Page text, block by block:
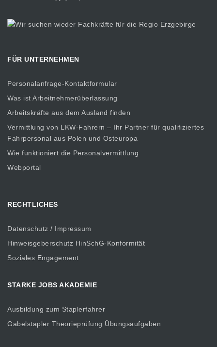
FÜR UNTERNEHMEN
Personalanfrage-Kontaktformular
Was ist Arbeitnehmerüberlassung
Arbeitskräfte aus dem Ausland finden
Vermittlung von LKW-Fahrern – Ihr Partner für qualifiziertes
Fahrpersonal aus Polen und Osteuropa
Wie funktioniert die Personalvermittlung
Webportal
RECHTLICHES
Datenschutz / Impressum
Hinweisgeberschutz HinSchG-Konformität
Soziales Engagement
STARKE JOBS AKADEMIE
Ausbildung zum Staplerfahrer
Gabelstapler Theorieprüfung Übungsaufgaben